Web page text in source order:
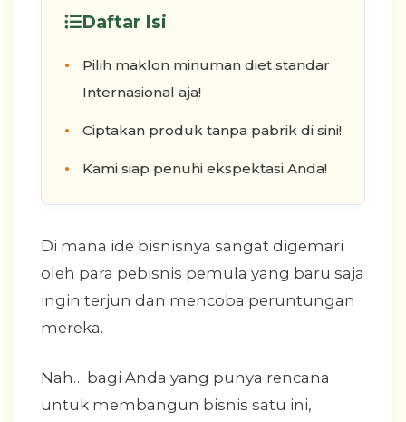
Daftar Isi
Pilih maklon minuman diet standar
Internasional aja!
Ciptakan produk tanpa pabrik di sini!
Kami siap penuhi ekspektasi Anda!
Di mana ide bisnisnya sangat digemari
oleh para pebisnis pemula yang baru saja
ingin terjun dan mencoba peruntungan
mereka.
Nah… bagi Anda yang punya rencana
untuk membangun bisnis satu ini,